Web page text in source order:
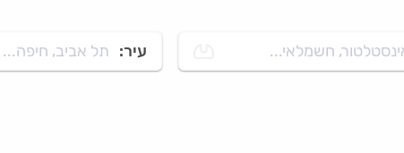
חשמלאי... עיר: תל אביב, חיפה...